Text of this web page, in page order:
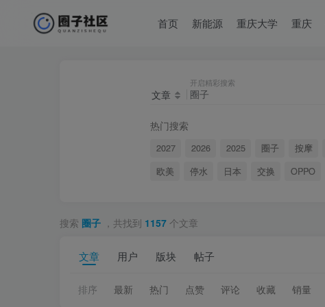
首页 新能源 重庆大学 重庆
文章
开启精彩搜索
热门搜索
2027 2026 2025 圈子 按摩
欧美
停水 日本 交换 OPPO
搜索 圈子 ，共找到 1157 个文章
文章 用户 版块 帖子
排序 最新 热门 点赞 评论 收藏 销量